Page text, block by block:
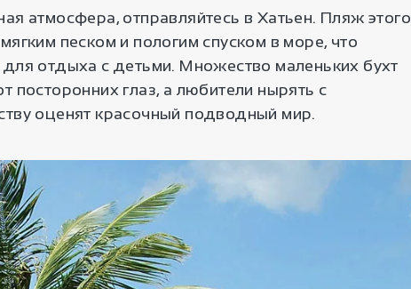
атмосфера, отправляйтесь в Хатьен. Пляж этого
песком и пологим спуском в море, что
отдыха с детьми. Множество маленьких бухт
посторонних глаз, а любители нырять с
оценят красочный подводный мир.